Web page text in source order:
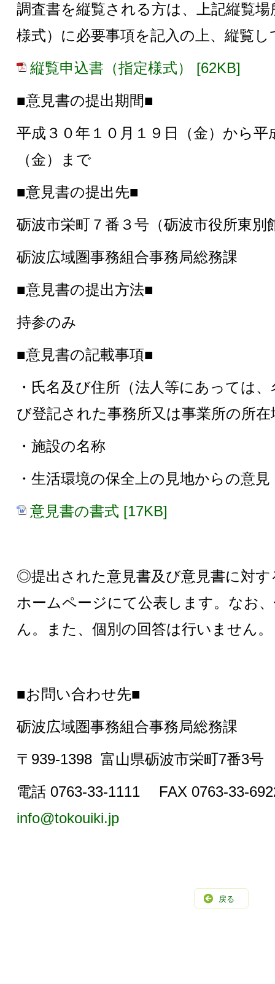
調査書を縦覧される方は、上記縦覧
様式）に必要事項を記入の上、縦覧
縦覧申込書（指定様式） [62KB]
■意見書の提出期間■
平成３０年１０月１９日（金）から平
（金）まで
■意見書の提出先■
砺波市栄町７番３号（砺波市役所東別
砺波広域圏事務組合事務局総務課
■意見書の提出方法■
持参のみ
■意見書の記載事項■
・氏名及び住所（法人等にあっては
び登記された事務所又は事業所の所在
・施設の名称
・生活環境の保全上の見地からの意見
意見書の書式 [17KB]
◎提出された意見書及び意見書に対す
ホームページにて公表します。なお
ん。また、個別の回答は行いません。
■お問い合わせ先■
砺波広域圏事務組合事務局総務課
〒939-1398 富山県砺波市栄町7番3号
電話 0763-33-1111 FAX 0763-33-
info@tokouiki.jp
戻る